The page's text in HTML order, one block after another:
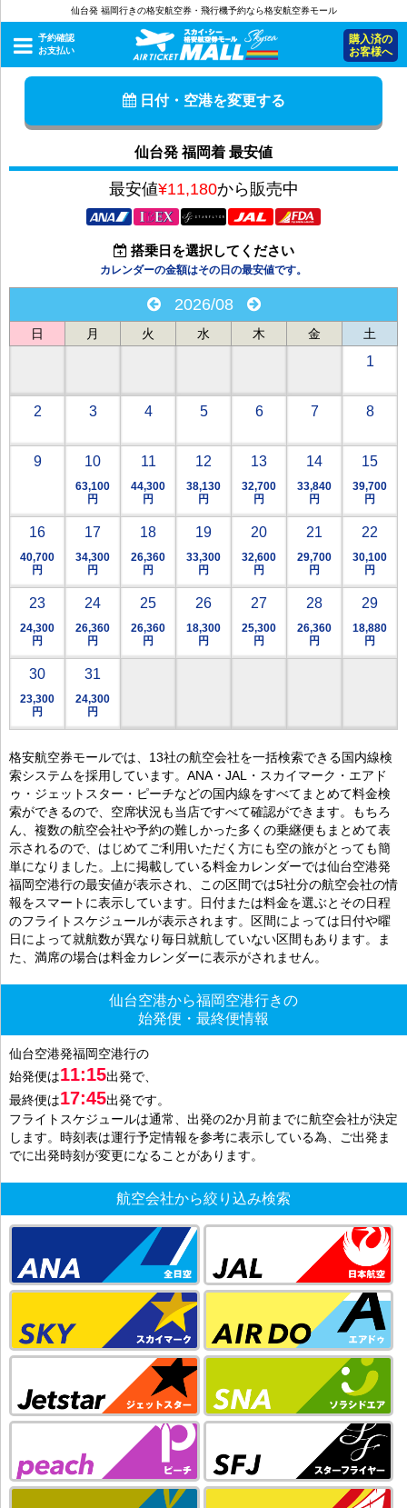
仙台発 福岡行きの格安航空券・飛行機予約なら格安航空券モール
予約確認
お支払い
購入済の
お客様へ
日付・空港を変更する
仙台発 福岡着 最安値
最安値¥11,180から販売中
搭乗日を選択してください
カレンダーの金額はその日の最安値です。
2026/08
日 月 火 水 木 金 土
1
2 3 4 5 6 7 8
9 10
63,100
円
11
44,300
円
12
38,130
円
13
32,700
円
14
33,840
円
15
39,700
円
16
40,700
円
17
34,300
円
18
26,360
円
19
33,300
円
20
32,600
円
21
29,700
円
22
30,100
円
23
24,300
円
24
26,360
円
25
26,360
円
26
18,300
円
27
25,300
円
28
26,360
円
29
18,880
円
30
23,300
円
31
24,300
円
格安航空券モールでは、13社の航空会社を一括検索できる国内線検
索システムを採用しています。ANA・JAL・スカイマーク・エアド
ゥ・ジェットスター・ピーチなどの国内線をすべてまとめて料金検
索ができるので、空席状況も当店ですべて確認ができます。もちろ
ん、複数の航空会社や予約の難しかった多くの乗継便もまとめて表
示されるので、はじめてご利用いただく方にも空の旅がとっても簡
単になりました。上に掲載している料金カレンダーでは仙台空港発
福岡空港行の最安値が表示され、この区間では5社分の航空会社の情
報をスマートに表示しています。日付または料金を選ぶとその日程
のフライトスケジュールが表示されます。区間によっては日付や曜
日によって就航数が異なり毎日就航していない区間もあります。ま
た、満席の場合は料金カレンダーに表示がされません。
仙台空港から福岡空港行きの
始発便・最終便情報
仙台空港発福岡空港行の
始発便は11:15出発で、
最終便は17:45出発です。
フライトスケジュールは通常、出発の2か月前までに航空会社が決定
します。時刻表は運行予定情報を参考に表示している為、ご出発ま
でに出発時刻が変更になることがあります。
航空会社から絞り込み検索